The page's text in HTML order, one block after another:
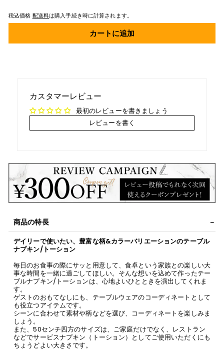
税込価格 配送料は購入手続き時に計算されます。
カートに追加
カスタマーレビュー
最初のレビューを書きましょう
レビューを書く
商品の特長
デイリーで使いたい、豊富な柄&カラーバリエーションのテーブル
ナプキン/トーション
毎日のお食事の際にサッと用意して、食卓という家族との楽しい大
事な時間を一緒に過ごしてほしい。そんな想いを込めて作ったテー
ブルナプキン/トーションは、心地よいひとときを演出してくれま
す。
ゲストのおもてなしにも、テーブルウェアのコーディネートとして
も役立つアイテムです。
シーンに合わせて素材や柄などを選び、コーディネートを楽しみま
しょう。
また、50センチ四方のサイズは、ご家庭だけでなく、レストラン
などでサービスナプキン（トーション）としてご使用いただくにも
ちょうどよい大きさです。